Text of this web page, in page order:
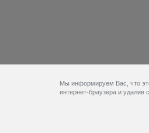
Мы информируем Вас, что
интернет-браузера и